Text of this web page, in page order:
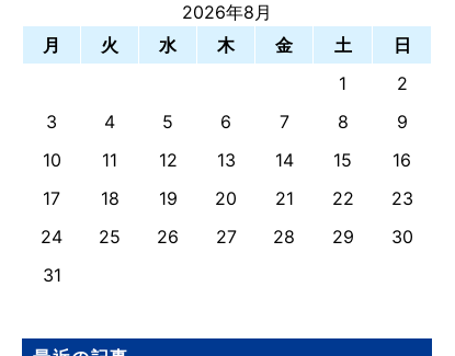
2026年8月
月
火 水 木 金 土
日
1
2
3
4 5 6 7 8
9
10
11 12 13 14 15
16
17
18 19 20 21 22
23
24
25 26 27 28 29
30
31